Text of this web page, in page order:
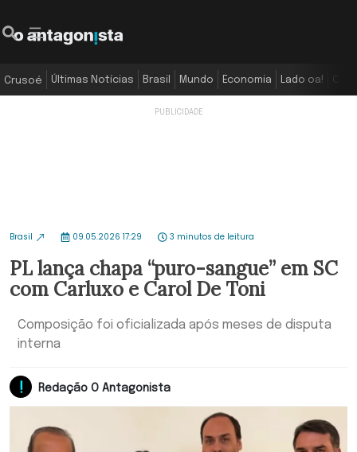
Crusoé Últimas Notícias Brasil Mundo Economia Lado oa!
Brasil 09.05.2026 17:29 3 minutos de leitura
PL lança chapa “puro-sangue” em SC
com Carluxo e Carol De Toni
Composição foi oficializada após meses de disputa
interna
Redação O Antagonista